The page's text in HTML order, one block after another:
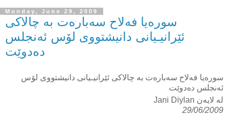
Monday, June 29, 2009
سوره‌یا فه‌لاح سه‌باره‌ت به‌ چالاکی
ئێرانیـیانی دانیشتووی لۆس ئه‌نجلس
ده‌دوێت
سوره‌یا فه‌لاح سه‌باره‌ت به‌ چالاکی ئێرانیـیانی دانیشتووی لۆس
ئه‌نجلس ده‌دوێت
له لایه‌‌ن Jani Diylan
29/06/2009